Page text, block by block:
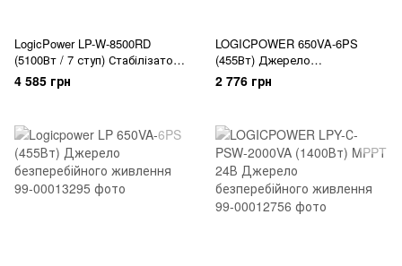
LogicPower LP-W-8500RD
(5100Вт / 7 ступ) Стабілізатор
напруги
4 585 грн
LOGICPOWER 650VA-6PS
(455Вт) Джерело
безперебійного живлення
2 776 грн